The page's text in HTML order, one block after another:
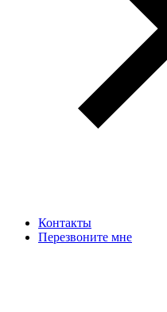
Контакты
Перезвоните мне